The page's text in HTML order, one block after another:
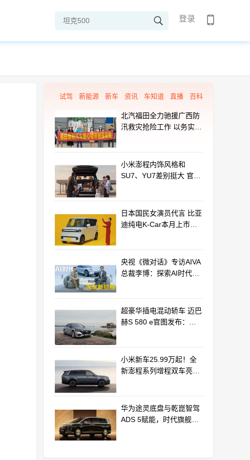
登录
试驾 新能源 新车 资讯 车知道 直播 百科
北汽福田全力驰援广西防
汛救灾抢险工作 以务实行
小米澎程内饰风格和
SU7、YU7差别挺大 官方
日本国民女演员代言 比亚
迪纯电K-Car本月上市：
央视《微对话》专访AIVA
总裁李博：探索AI时代汽
超豪华插电混动轿车 迈巴
赫S 580 e官图发布：老
小米新车25.99万起！全
新澎程系列增程双车亮相
华为途灵底盘与乾崑智驾
ADS 5赋能，时代旗舰